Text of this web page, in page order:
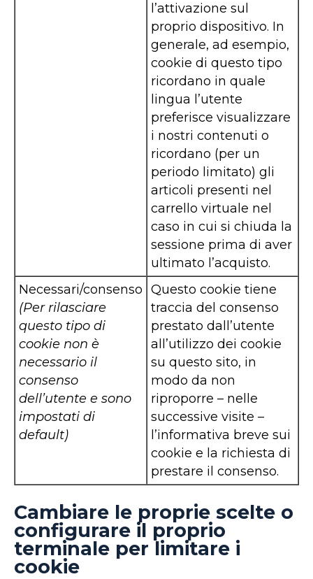
l’attivazione sul
proprio dispositivo. In
generale, ad esempio,
cookie di questo tipo
ricordano in quale
lingua l’utente
preferisce visualizzare
i nostri contenuti o
ricordano (per un
periodo limitato) gli
articoli presenti nel
carrello virtuale nel
caso in cui si chiuda la
sessione prima di aver
ultimato l’acquisto.
Necessari/consenso
(Per rilasciare
questo tipo di
cookie non è
necessario il
consenso
dell’utente e sono
impostati di
default)
Questo cookie tiene
traccia del consenso
prestato dall’utente
all’utilizzo dei cookie
su questo sito, in
modo da non
riproporre – nelle
successive visite –
l’informativa breve sui
cookie e la richiesta di
prestare il consenso.
Cambiare le proprie scelte o
configurare il proprio
terminale per limitare i
cookie